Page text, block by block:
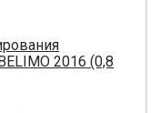
2016 (0,8